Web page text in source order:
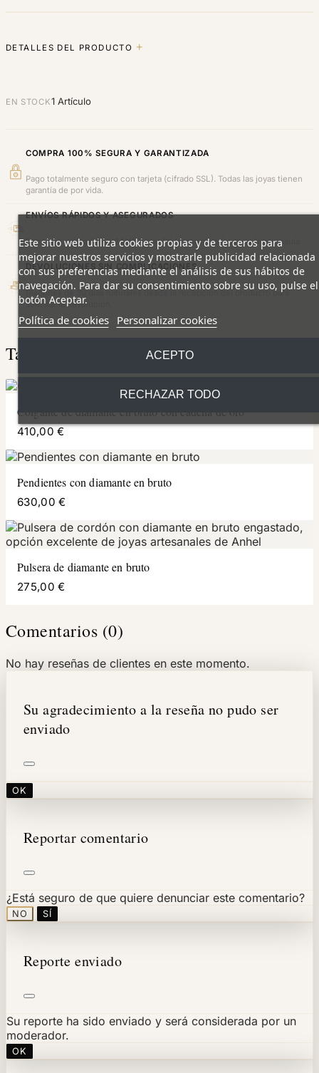
DETALLES DEL PRODUCTO
EN STOCK1 Artículo
COMPRA 100% SEGURA Y GARANTIZADA
Pago totalmente seguro con tarjeta (cifrado SSL). Todas las joyas tienen
garantía de por vida.
ENVÍOS RÁPIDOS Y ASEGURADOS
Entrega a domicilio en 24/48 horas (días laborables) a toda la península.
DEVOLUCIONES SIN COMPLICACIONES
Dispones de 30 días naturales desde la recepción del producto para
solicitar la devolución.
También podría interesarle
Colgante de diamante en bruto con cadena de oro
410,00 €
Pendientes con diamante en bruto
630,00 €
Pulsera de diamante en bruto
275,00 €
Comentarios (0)
No hay reseñas de clientes en este momento.
Su agradecimiento a la reseña no pudo ser
enviado
OK
Reportar comentario
¿Está seguro de que quiere denunciar este comentario?
NO SÍ
Reporte enviado
Su reporte ha sido enviado y será considerada por un
moderador.
OK
Este sitio web utiliza cookies propias y de terceros para
mejorar nuestros servicios y mostrarle publicidad relacionada
con sus preferencias mediante el análisis de sus hábitos de
navegación. Para dar su consentimiento sobre su uso, pulse el
botón Aceptar.
Política de cookies Personalizar cookies
RECHAZAR TODO
ACEPTO